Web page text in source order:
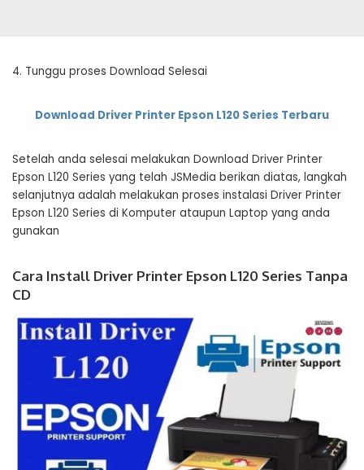
4. Tunggu proses Download Selesai
Download Driver Printer Epson L120 Series Terbaru
Setelah anda selesai melakukan Download Driver Printer
Epson L120 Series yang telah JSMedia berikan diatas, langkah
selanjutnya adalah melakukan proses instalasi Driver Printer
Epson L120 Series di Komputer ataupun Laptop yang anda
gunakan
Cara Install Driver Printer Epson L120 Series Tanpa
CD